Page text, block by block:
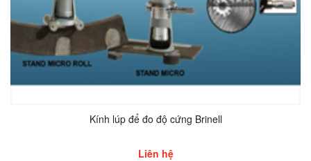
Kính lúp để đo độ cứng Brinell
Liên hệ